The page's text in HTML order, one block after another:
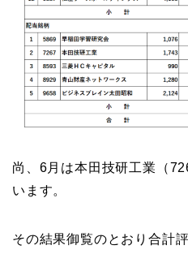
尚、6月は本田技研工業（
います。
その結果御覧のとおり合計